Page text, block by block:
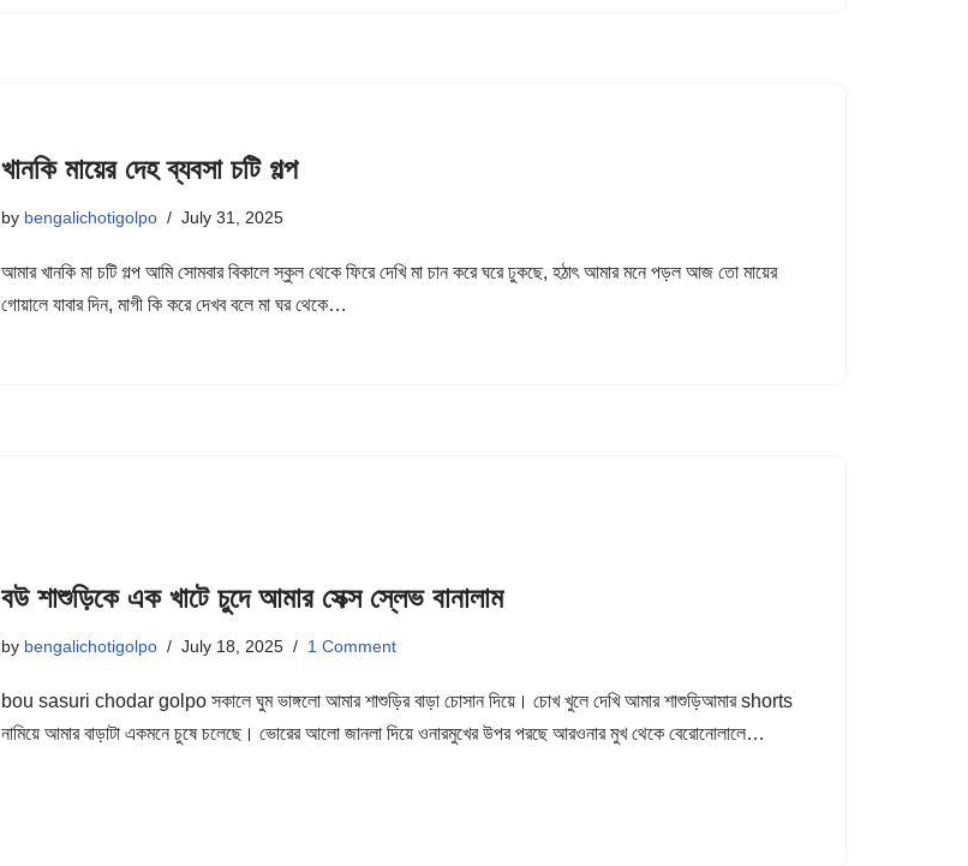
খানকি মায়ের দেহ ব্যবসা চটি গল্প
by bengalichotigolpo July 31, 2025
আমার খানকি মা চটি গল্প আমি সোমবার বিকালে স্কুল থেকে ফিরে দেখি মা চান করে ঘরে ঢুকছে, হঠাৎ আমার মনে পড়ল আজ তো মায়ের
গোয়ালে যাবার দিন, মাগী কি করে দেখব বলে মা ঘর থেকে…
বউ শাশুড়িকে এক খাটে চুদে আমার সেক্স স্লেভ বানালাম
by bengalichotigolpo July 18, 2025 1 Comment
bou sasuri chodar golpo সকালে ঘুম ভাঙ্গলো আমার শাশুড়ির বাড়া চোসান দিয়ে। চোখ খুলে দেখি আমার শাশুড়িআমার shorts
নামিয়ে আমার বাড়াটা একমনে চুষে চলেছে। ভোরের আলো জানলা দিয়ে ওনারমুখের উপর পরছে আরওনার মুখ থেকে বেরোনোলালে…